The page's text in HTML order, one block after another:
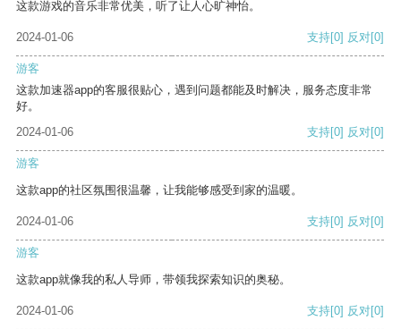
这款游戏的音乐非常优美，听了让人心旷神怡。
2024-01-06 支持[0] 反对[0]
游客
这款加速器app的客服很贴心，遇到问题都能及时解决，服务态度非常
好。
2024-01-06
支持[0] 反对[0]
游客
这款app的社区氛围很温馨，让我能够感受到家的温暖。
2024-01-06 支持[0] 反对[0]
游客
这款app就像我的私人导师，带领我探索知识的奥秘。
2024-01-06 支持[0] 反对[0]